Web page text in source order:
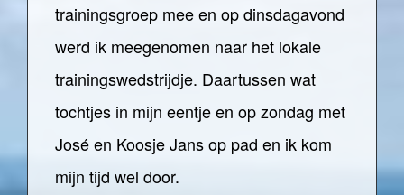
trainingsgroep mee en op dinsdagavond
werd ik meegenomen naar het lokale
trainingswedstrijdje. Daartussen wat
tochtjes in mijn eentje en op zondag met
José en Koosje Jans op pad en ik kom
mijn tijd wel door.